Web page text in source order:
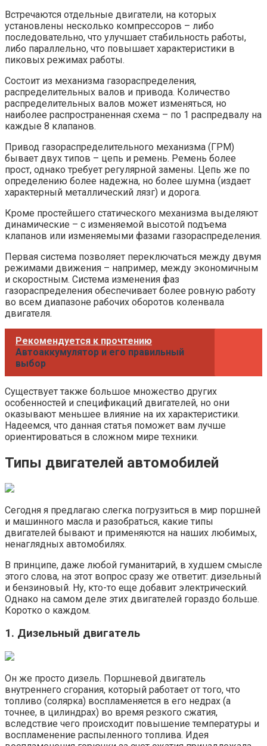
Встречаются отдельные двигатели, на которых
установлены несколько компрессоров – либо
последовательно, что улучшает стабильность работы,
либо параллельно, что повышает характеристики в
пиковых режимах работы.
Состоит из механизма газораспределения,
распределительных валов и привода. Количество
распределительных валов может изменяться, но
наиболее распространенная схема – по 1 распредвалу на
каждые 8 клапанов.
Привод газораспределительного механизма (ГРМ)
бывает двух типов – цепь и ремень. Ремень более
прост, однако требует регулярной замены. Цепь же по
определению более надежна, но более шумна (издает
характерный металлический лязг) и дорога.
Кроме простейшего статического механизма выделяют
динамические – с изменяемой высотой подъема
клапанов или изменяемыми фазами газораспределения.
Первая система позволяет переключаться между двумя
режимами движения – например, между экономичным
и скоростным. Система изменения фаз
газораспределения обеспечивает более ровную работу
во всем диапазоне рабочих оборотов коленвала
двигателя.
Рекомендуется к прочтению
Автоаккумулятор и его правильный
выбор
Существует также большое множество других
особенностей и спецификаций двигателей, но они
оказывают меньшее влияние на их характеристики.
Надеемся, что данная статья поможет вам лучше
ориентироваться в сложном мире техники.
Типы двигателей автомобилей
Сегодня я предлагаю слегка погрузиться в мир поршней
и машинного масла и разобраться, какие типы
двигателей бывают и применяются на наших любимых,
ненаглядных автомобилях.
В принципе, даже любой гуманитарий, в худшем смысле
этого слова, на этот вопрос сразу же ответит: дизельный
и бензиновый. Ну, кто-то еще добавит электрический.
Однако на самом деле этих двигателей гораздо больше.
Коротко о каждом.
1. Дизельный двигатель
Он же просто дизель. Поршневой двигатель
внутреннего сгорания, который работает от того, что
топливо (солярка) воспламеняется в его недрах (а
точнее, в цилиндрах) во время резкого сжатия,
вследствие чего происходит повышение температуры и
воспламенение распыленного топлива. Идея